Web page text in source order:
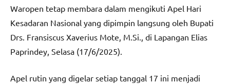
Waropen tetap membara dalam mengikuti Apel Hari
Kesadaran Nasional yang dipimpin langsung oleh Bupati
Drs. Fransiscus Xaverius Mote, M.Si., di Lapangan Elias
Paprindey, Selasa (17/6/2025).
Apel rutin yang digelar setiap tanggal 17 ini menjadi